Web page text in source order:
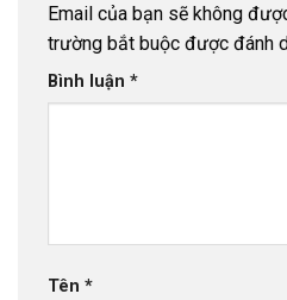
Email của bạn sẽ không
trường bắt buộc được đánh
Bình luận *
Tên *